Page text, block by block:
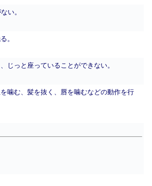
い。
。
じっと座っていることができない。
噛む、髪を抜く、唇を噛むなどの動作を行